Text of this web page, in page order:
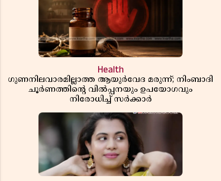
Health
ഗുണനിലവാരമില്ലാത്ത ആയുർവേദ മരുന്ന്; നിംബാദി
ചൂർണത്തിൻ്റെ വിൽപ്പനയും ഉപയോഗവും
നിരോധിച്ച് സർക്കാർ